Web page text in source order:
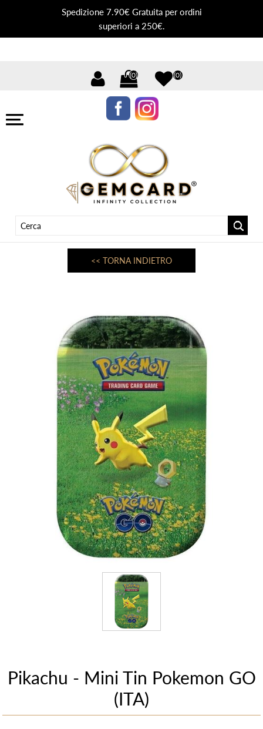
Spedizione 7.90€ Gratuita per ordini
superiori a 250€.
(0) (0)
<< TORNA INDIETRO
Pikachu - Mini Tin Pokemon GO
(ITA)